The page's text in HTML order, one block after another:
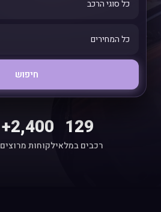
חיפוש
129
רכבים במלאי
2,400+
לקוחות מרוצים